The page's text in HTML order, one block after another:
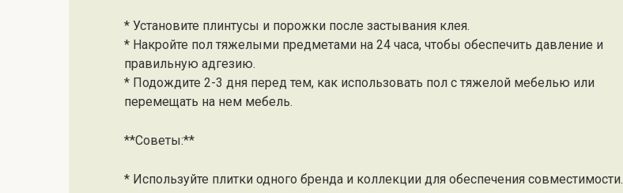
* Установите плинтусы и порожки после застывания клея.
* Накройте пол тяжелыми предметами на 24 часа, чтобы обеспечить давление и
правильную адгезию.
* Подождите 2-3 дня перед тем, как использовать пол с тяжелой мебелью или
перемещать на нем мебель.
**Советы:**
* Используйте плитки одного бренда и коллекции для обеспечения совместимости.